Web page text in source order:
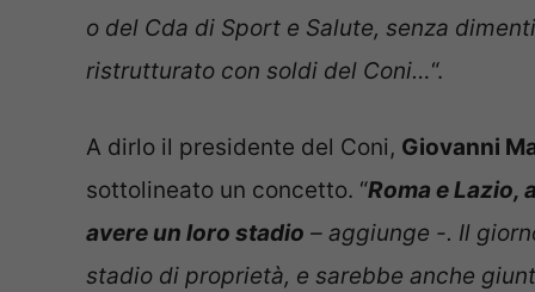
o del Cda di Sport e Salute, senza
ristrutturato con soldi del Coni…“.
A dirlo il presidente del Coni, Giovanni
sottolineato un concetto. “Roma e Lazio,
avere un loro stadio – aggiunge -. Il
stadio di proprietà, e sarebbe anche